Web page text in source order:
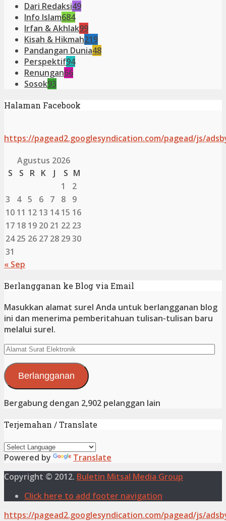
Dari Redaksi49
Info Islam684
Irfan & Akhlak99
Kisah & Hikmah219
Pandangan Dunia48
Perspektif94
Renungan66
Sosok93
Halaman Facebook
https://pagead2.googlesyndication.com/pagead/js/
Agustus 2026
S
S R K J S M
1
2
3
4 5 6 7 8
9
10 11 12 13 14 15 16
17 18 19 20 21 22 23
24 25 26 27 28 2930
31
« Sep
Berlangganan ke Blog via Email
Masukkan alamat surel Anda untuk berlangganan blog
ini dan menerima pemberitahuan tulisan-tulisan baru
melalui surel.
Alamat
Elektronik
Berlangganan
Bergabung dengan 2,902 pelanggan lain
Terjemahan / Translate
Powered by
Translate
Copyright © 2012. Buletin Mitsal Media Group
Click here to add footer navigation
https://pagead2.googlesyndication.com/pagead/js/